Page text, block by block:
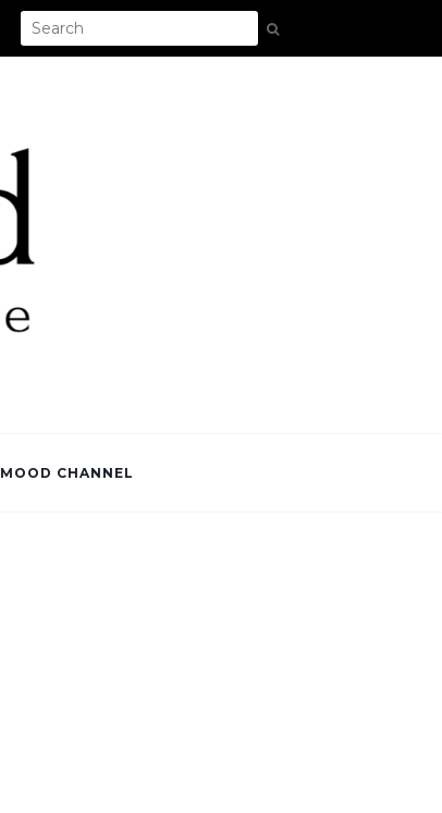
MOOD CHANNEL